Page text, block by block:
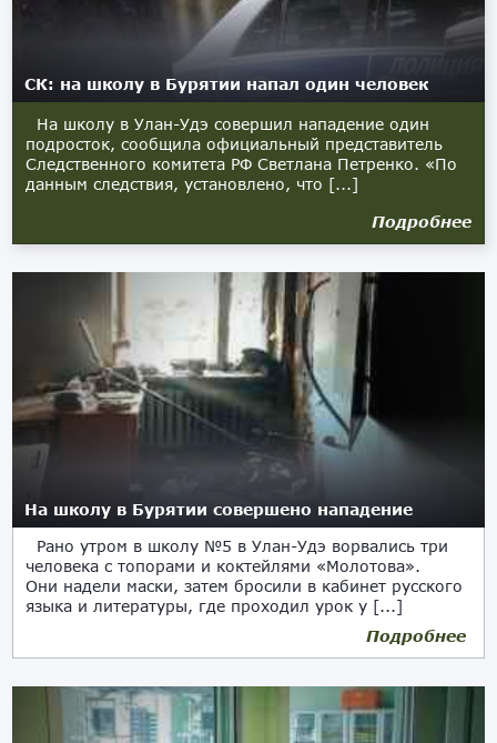
СК: на школу в Бурятии напал один человек
На школу в Улан-Удэ совершил нападение один
подросток, сообщила официальный представитель
Следственного комитета РФ Светлана Петренко. «По
данным следствия, установлено, что [...]
Подробнее
На школу в Бурятии совершено нападение
Рано утром в школу №5 в Улан-Удэ ворвались три
человека с топорами и коктейлями «Молотова».
Они надели маски, затем бросили в кабинет русского
языка и литературы, где проходил урок у [...]
Подробнее